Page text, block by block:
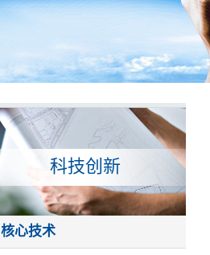
科技创新
核心技术